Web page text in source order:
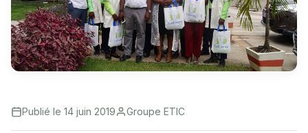
Publié le 14 juin 2019 Groupe ETIC